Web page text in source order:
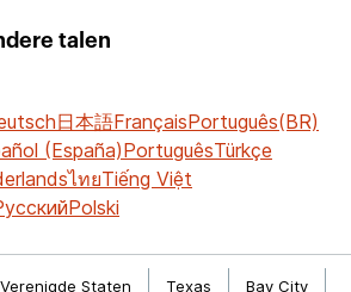
talen
日本語FrançaisPortuguês(BR)
(España)PortuguêsTürkçe
ไทยTiếng Việt
Polski
Verenigde Staten Texas
Bay City